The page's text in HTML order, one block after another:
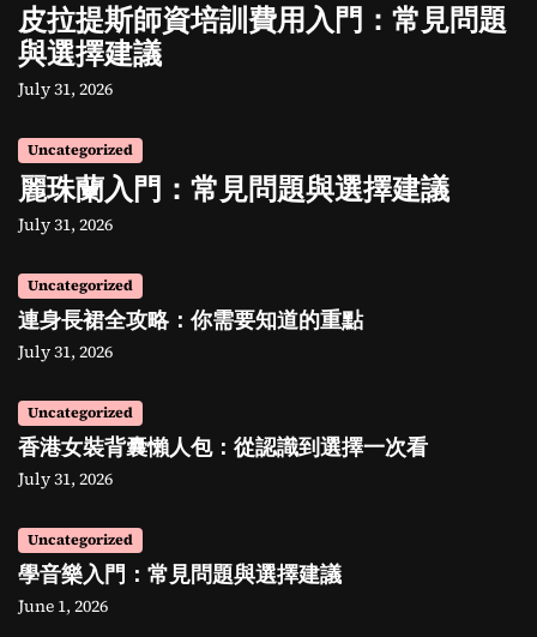
皮拉提斯師資培訓費用入門：常見問題
與選擇建議
July 31, 2026
Uncategorized
麗珠蘭入門：常見問題與選擇建議
July 31, 2026
Uncategorized
連身長裙全攻略：你需要知道的重點
July 31, 2026
Uncategorized
香港女裝背囊懶人包：從認識到選擇一次看
July 31, 2026
Uncategorized
學音樂入門：常見問題與選擇建議
June 1, 2026